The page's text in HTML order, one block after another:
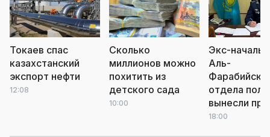
Токаев спас
казахстанский
экспорт нефти
12:08
Сколько
миллионов можно
похитить из
детского сада
10:00
Экс-
Аль-
отдела
вынесли
18:00